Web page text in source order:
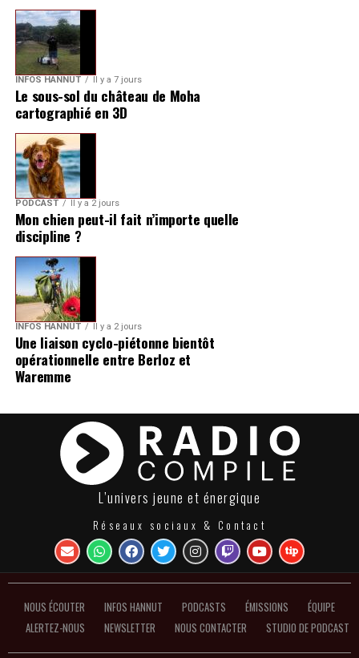
INFOS HANNUT Il y a 7 jours
Le sous-sol du château de Moha
cartographié en 3D
PODCAST Il y a 2 jours
Mon chien peut-il fait n’importe quelle
discipline ?
INFOS HANNUT Il y a 2 jours
Une liaison cyclo-piétonne bientôt
opérationnelle entre Berloz et
Waremme
L’univers jeune et énergique
Réseaux sociaux & Contact
NOUS ÉCOUTER INFOS HANNUT PODCASTS ÉMISSIONS
ÉQUIPE
ALERTEZ-NOUS
NEWSLETTER NOUS CONTACTER STUDIO DE PODCAST